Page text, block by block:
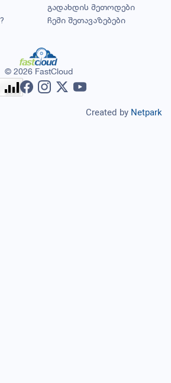
გადახდის მეთოდები
ჩემი შეთავაზებები
© 2026 FastCloud
Created by Netpark